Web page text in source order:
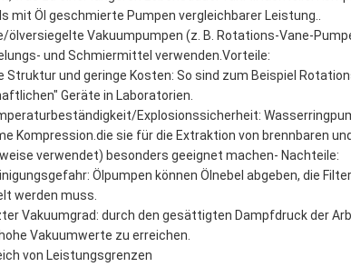
mit Öl geschmierte Pumpen vergleichbarer Leistung..
ölversiegelte Vakuumpumpen (z. B. Rotations-Vane-
und Schmiermittel verwenden.Vorteile:
Struktur und geringe Kosten: So sind zum Beispiel
Geräte in Laboratorien.
Explosionssicherheit:
Kompression.die sie für die Extraktion von brennbaren
verwendet) besonders geeignet machen- Nachteile:
Ölpumpen können Ölnebel abgeben, die
werden muss.
Vakuumgrad: durch den gesättigten Dampfdruck der
Vakuumwerte zu erreichen.
von Leistungsgrenzen